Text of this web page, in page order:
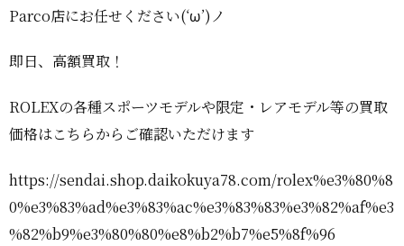
Parco店にお任せください(‘ω’)ノ
即日、高額買取！
ROLEXの各種スポーツモデルや限定・レアモデル等の買取
価格はこちらからご確認いただけます
https://sendai.shop.daikokuya78.com/rolex%e3%80%8
0%e3%83%ad%e3%83%ac%e3%83%83%e3%82%af%e3
%82%b9%e3%80%80%e8%b2%b7%e5%8f%96